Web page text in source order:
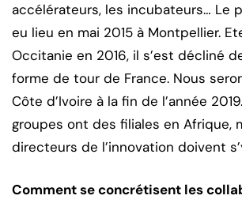
accélérateurs, les incubateurs… Le
eu lieu en mai 2015 à Montpellier.
Occitanie en 2016, il s’est décliné
forme de tour de France. Nous
Côte d’Ivoire à la fin de l’année
groupes ont des filiales en Afrique,
directeurs de l’innovation doivent
Comment se concrétisent les